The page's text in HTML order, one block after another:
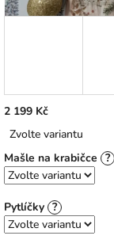
2 199 Kč
cena:
Zvolte variantu
Mašle na krabičce ?
Pytlíčky ?